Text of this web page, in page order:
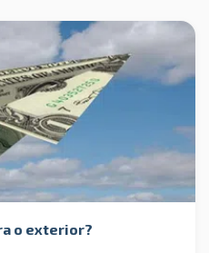
o exterior?